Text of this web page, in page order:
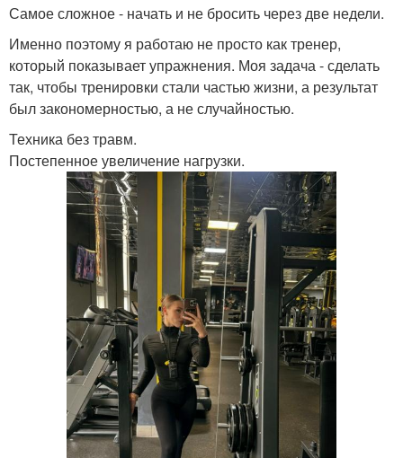
Самое сложное - начать и не бросить через две недели.
Именно поэтому я работаю не просто как тренер,
который показывает упражнения. Моя задача - сделать
так, чтобы тренировки стали частью жизни, а результат
был закономерностью, а не случайностью.
Техника без травм.
Постепенное увеличение нагрузки.